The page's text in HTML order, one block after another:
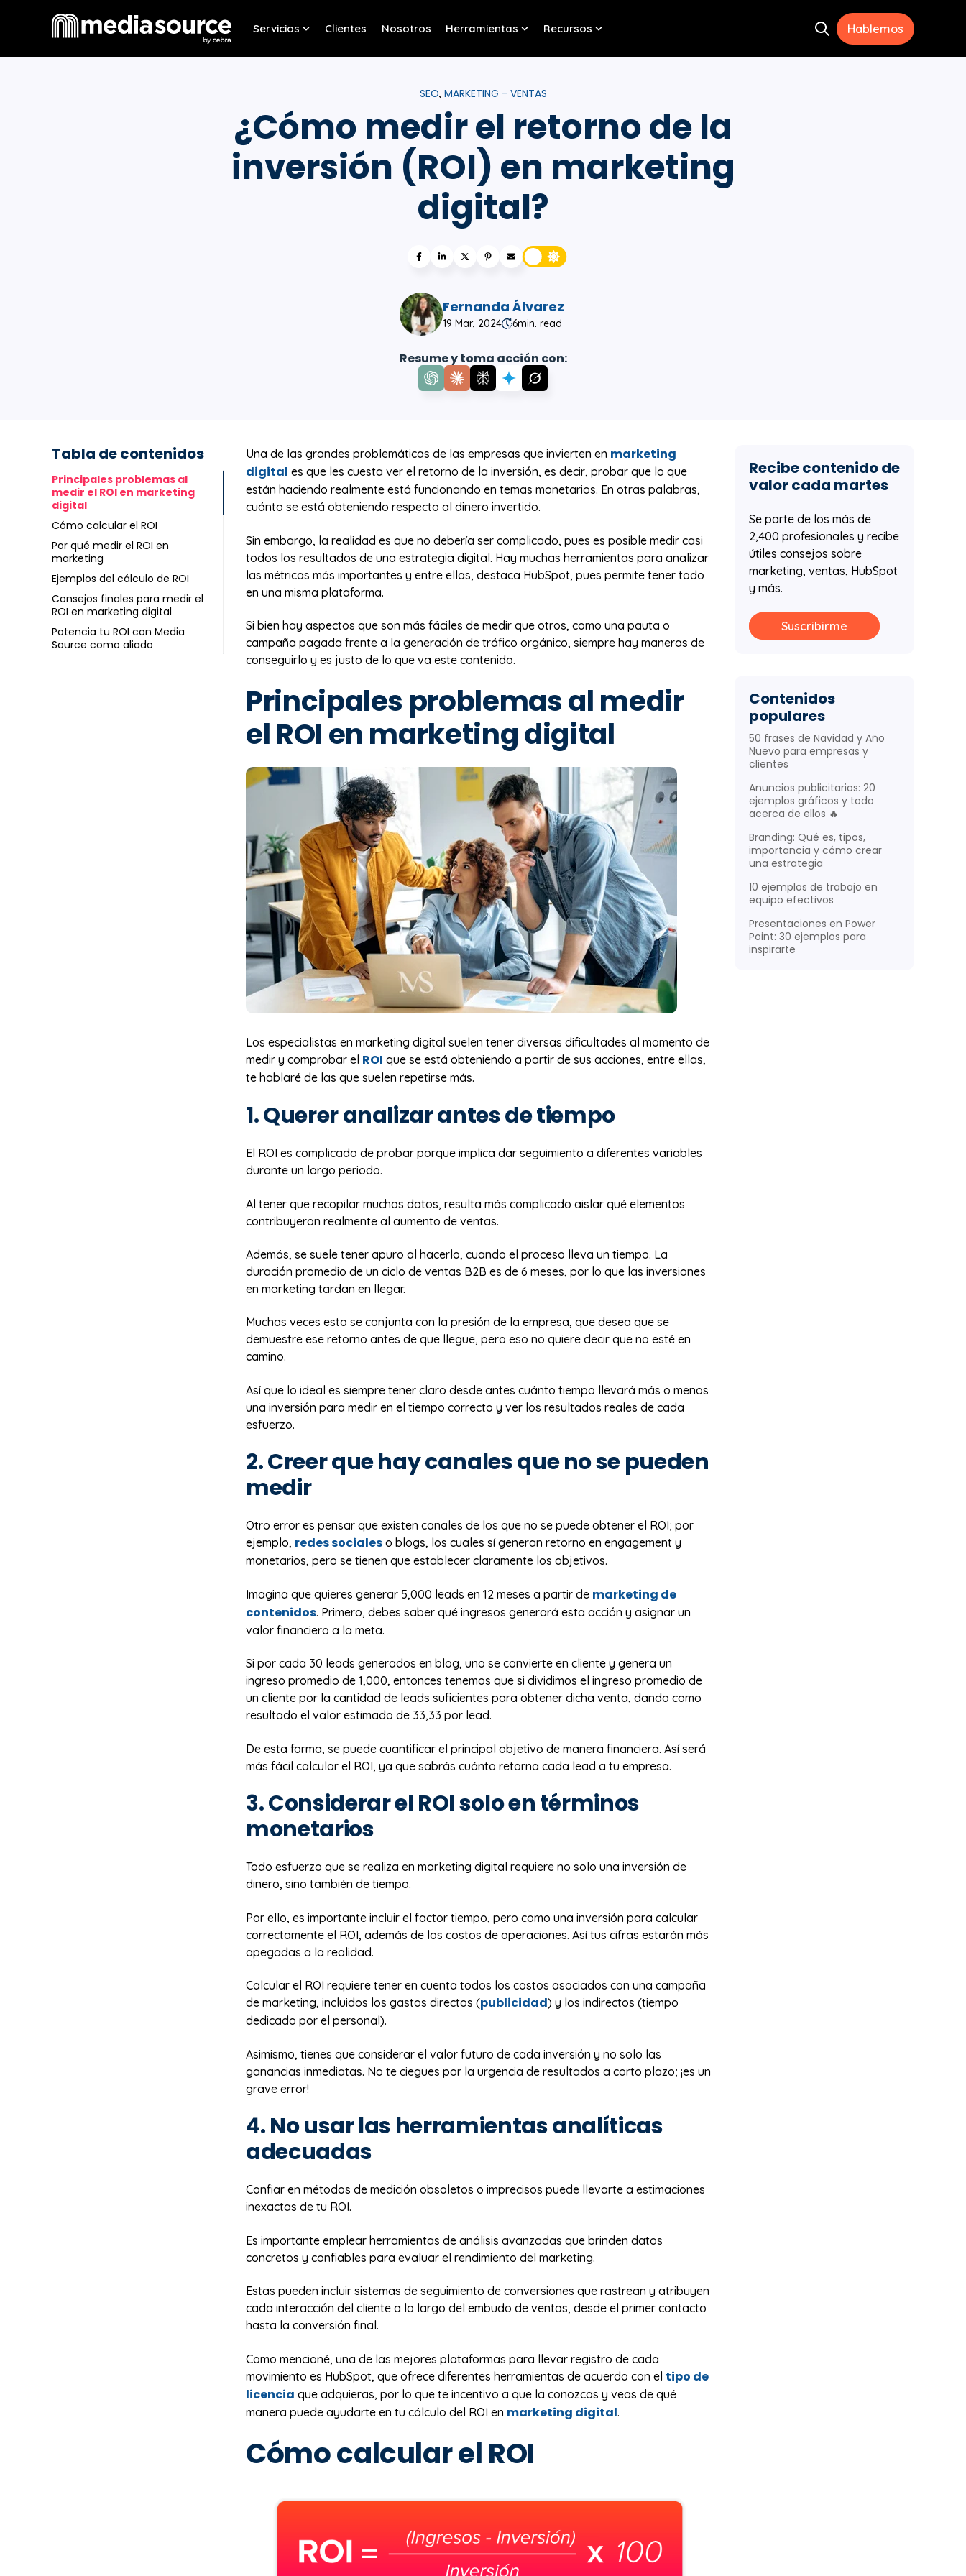
Servicios
Show submenu for Servicios
Clientes Nosotros Herramientas
Show submenu for Herramientas
Recursos Open search
Hablemos
SEO, MARKETING - VENTAS
¿Cómo medir el retorno de la
inversión (ROI) en marketing
digital?
Fernanda Álvarez
19 Mar, 2024 6min. read
Resume y toma acción con:
Tabla de contenidos
Principales problemas al
medir el ROI en marketing
digital
Cómo calcular el ROI
Por qué medir el ROI en
marketing
Ejemplos del cálculo de ROI
Consejos finales para medir el
ROI en marketing digital
Potencia tu ROI con Media
Source como aliado
Una de las grandes problemáticas de las empresas que invierten en marketing
digital es que les cuesta ver el retorno de la inversión, es decir, probar que lo que
están haciendo realmente está funcionando en temas monetarios. En otras palabras,
cuánto se está obteniendo respecto al dinero invertido.
Sin embargo, la realidad es que no debería ser complicado, pues es posible medir casi
todos los resultados de una estrategia digital. Hay muchas herramientas para analizar
las métricas más importantes y entre ellas, destaca HubSpot, pues permite tener todo
en una misma plataforma.
Si bien hay aspectos que son más fáciles de medir que otros, como una pauta o
campaña pagada frente a la generación de tráfico orgánico, siempre hay maneras de
conseguirlo y es justo de lo que va este contenido.
Principales problemas al medir
el ROI en marketing digital
Los especialistas en marketing digital suelen tener diversas dificultades al momento de
medir y comprobar el ROI que se está obteniendo a partir de sus acciones, entre ellas,
te hablaré de las que suelen repetirse más.
1. Querer analizar antes de tiempo
El ROI es complicado de probar porque implica dar seguimiento a diferentes variables
durante un largo periodo.
Al tener que recopilar muchos datos, resulta más complicado aislar qué elementos
contribuyeron realmente al aumento de ventas.
Además, se suele tener apuro al hacerlo, cuando el proceso lleva un tiempo. La
duración promedio de un ciclo de ventas B2B es de 6 meses, por lo que las inversiones
en marketing tardan en llegar.
Muchas veces esto se conjunta con la presión de la empresa, que desea que se
demuestre ese retorno antes de que llegue, pero eso no quiere decir que no esté en
camino.
Así que lo ideal es siempre tener claro desde antes cuánto tiempo llevará más o menos
una inversión para medir en el tiempo correcto y ver los resultados reales de cada
esfuerzo.
2. Creer que hay canales que no se pueden
medir
Otro error es pensar que existen canales de los que no se puede obtener el ROI; por
ejemplo, redes sociales o blogs, los cuales sí generan retorno en engagement y
monetarios, pero se tienen que establecer claramente los objetivos.
Imagina que quieres generar 5,000 leads en 12 meses a partir de marketing de
contenidos. Primero, debes saber qué ingresos generará esta acción y asignar un
valor financiero a la meta.
Si por cada 30 leads generados en blog, uno se convierte en cliente y genera un
ingreso promedio de 1,000, entonces tenemos que si dividimos el ingreso promedio de
un cliente por la cantidad de leads suficientes para obtener dicha venta, dando como
resultado el valor estimado de 33,33 por lead.
De esta forma, se puede cuantificar el principal objetivo de manera financiera. Así será
más fácil calcular el ROI, ya que sabrás cuánto retorna cada lead a tu empresa.
3. Considerar el ROI solo en términos
monetarios
Todo esfuerzo que se realiza en marketing digital requiere no solo una inversión de
dinero, sino también de tiempo.
Por ello, es importante incluir el factor tiempo, pero como una inversión para calcular
correctamente el ROI, además de los costos de operaciones. Así tus cifras estarán más
apegadas a la realidad.
Calcular el ROI requiere tener en cuenta todos los costos asociados con una campaña
de marketing, incluidos los gastos directos (publicidad) y los indirectos (tiempo
dedicado por el personal).
Asimismo, tienes que considerar el valor futuro de cada inversión y no solo las
ganancias inmediatas. No te ciegues por la urgencia de resultados a corto plazo; ¡es un
grave error!
4. No usar las herramientas analíticas
adecuadas
Confiar en métodos de medición obsoletos o imprecisos puede llevarte a estimaciones
inexactas de tu ROI.
Es importante emplear herramientas de análisis avanzadas que brinden datos
concretos y confiables para evaluar el rendimiento del marketing.
Estas pueden incluir sistemas de seguimiento de conversiones que rastrean y atribuyen
cada interacción del cliente a lo largo del embudo de ventas, desde el primer contacto
hasta la conversión final.
Como mencioné, una de las mejores plataformas para llevar registro de cada
movimiento es HubSpot, que ofrece diferentes herramientas de acuerdo con el tipo de
licencia que adquieras, por lo que te incentivo a que la conozcas y veas de qué
manera puede ayudarte en tu cálculo del ROI en marketing digital.
Cómo calcular el ROI
Recibe contenido de
valor cada martes
Se parte de los más de
2,400 profesionales y recibe
útiles consejos sobre
marketing, ventas, HubSpot
y más.
Suscribirme
Contenidos
populares
50 frases de Navidad y Año
Nuevo para empresas y
clientes
Anuncios publicitarios: 20
ejemplos gráficos y todo
acerca de ellos 🔥
Branding: Qué es, tipos,
importancia y cómo crear
una estrategia
10 ejemplos de trabajo en
equipo efectivos
Presentaciones en Power
Point: 30 ejemplos para
inspirarte